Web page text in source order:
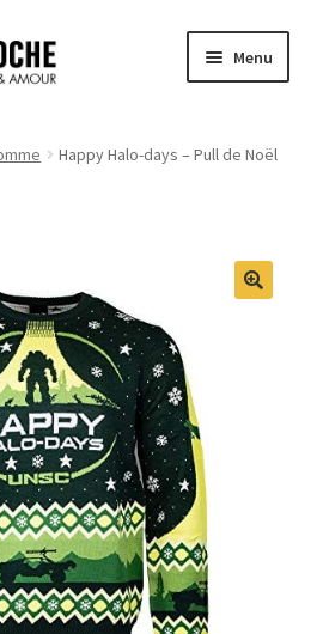
Menu
Happy Halo-days – Pull de Noël